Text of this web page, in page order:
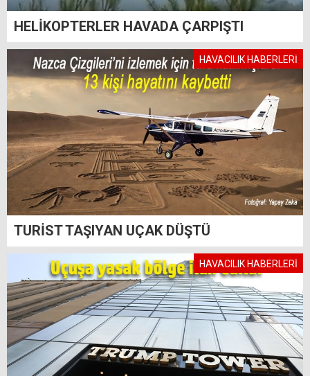
HELİKOPTERLER HAVADA ÇARPIŞTI
HAVACILIK HABERLERİ
TURİST TAŞIYAN UÇAK DÜŞTÜ
HAVACILIK HABERLERİ